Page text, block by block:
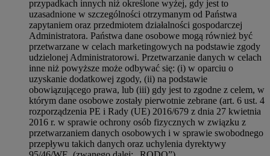
przypadkach innych niż określone wyżej, gdy jest to
uzasadnione w szczególności otrzymanym od Państwa
zapytaniem oraz przedmiotem działalności gospodarczej
Administratora. Państwa dane osobowe mogą również być
przetwarzane w celach marketingowych na podstawie zgody
udzielonej Administratorowi. Przetwarzanie danych w celach
inne niż powyższe może odbywać się: (i) w oparciu o
uzyskanie dodatkowej zgody, (ii) na podstawie
obowiązującego prawa, lub (iii) gdy jest to zgodne z celem, w
którym dane osobowe zostały pierwotnie zebrane (art. 6 ust. 4
rozporządzenia PE i Rady (UE) 2016/679 z dnia 27 kwietnia
2016 r. w sprawie ochrony osób fizycznych w związku z
przetwarzaniem danych osobowych i w sprawie swobodnego
przepływu takich danych oraz uchylenia dyrektywy